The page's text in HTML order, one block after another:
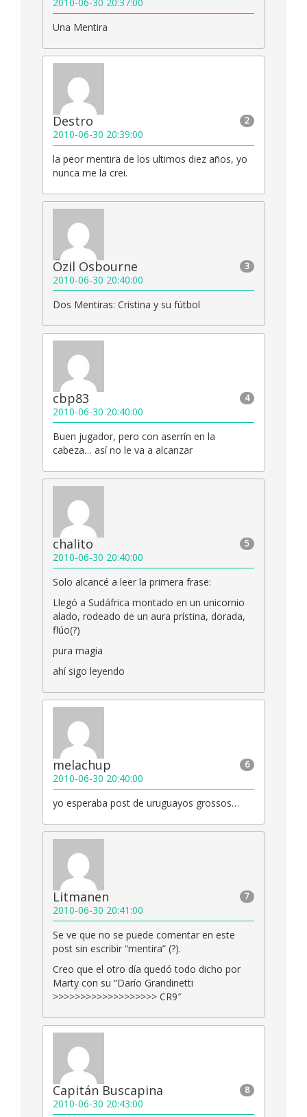
Una Mentira
2
Destro
2010-06-30 20:39:00
la peor mentira de los ultimos diez años, yo
nunca me la crei.
3
Özil Osbourne
2010-06-30 20:40:00
Dos Mentiras: Cristina y su fútbol
4
cbp83
2010-06-30 20:40:00
Buen jugador, pero con aserrín en la
cabeza… así no le va a alcanzar
5
chalito
2010-06-30 20:40:00
Solo alcancé a leer la primera frase:
Llegó a Sudáfrica montado en un unicornio
alado, rodeado de un aura prístina, dorada,
flúo(?)
pura magia
ahí sigo leyendo
6
melachup
2010-06-30 20:40:00
yo esperaba post de uruguayos grossos…
7
Litmanen
2010-06-30 20:41:00
Se ve que no se puede comentar en este
post sin escribir “mentira” (?).
Creo que el otro día quedó todo dicho por
Marty con su “Darío Grandinetti
>>>>>>>>>>>>>>>>>>> CR9″
8
Capitán Buscapina
2010-06-30 20:43:00